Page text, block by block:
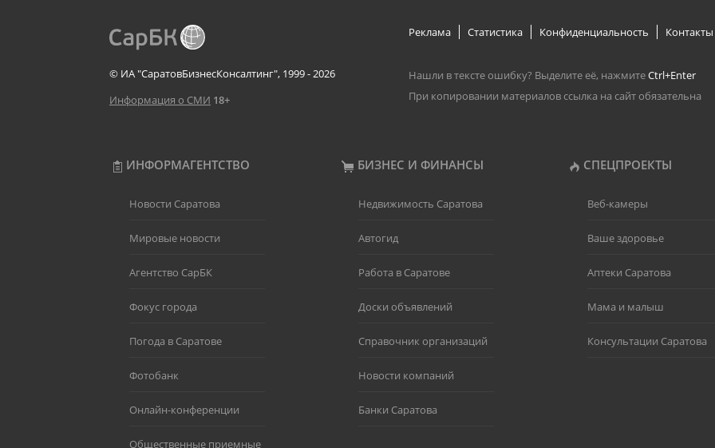
© ИА "СаратовБизнесКонсалтинг", 1999 - 2026
Информация о СМИ 18+
Реклама Статистика Конфиденциальность Контакты
Нашли в тексте ошибку? Выделите её, нажмитеCtrl+Enter
При копировании материалов ссылка на сайт обязательна
ИНФОРМАГЕНТСТВО БИЗНЕС И ФИНАНСЫ СПЕЦПРОЕКТЫ
Новости Саратова
Мировые новости
Агентство СарБК
Фокус города
Погода в Саратове
Фотобанк
Онлайн-конференции
Общественные приемные
Недвижимость Саратова
Автогид
Работа в Саратове
Доски объявлений
Справочник организаций
Новости компаний
Банки Саратова
Веб-камеры
Ваше здоровье
Аптеки Саратова
Мама и малыш
Консультации Саратова